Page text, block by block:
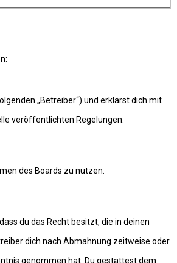
„Betreiber“) und erklärst dich mit
veröffentlichten Regelungen.
des Boards zu nutzen.
du das Recht besitzt, die in deinen
dich nach Abmahnung zeitweise oder
genommen hat. Du gestattest dem